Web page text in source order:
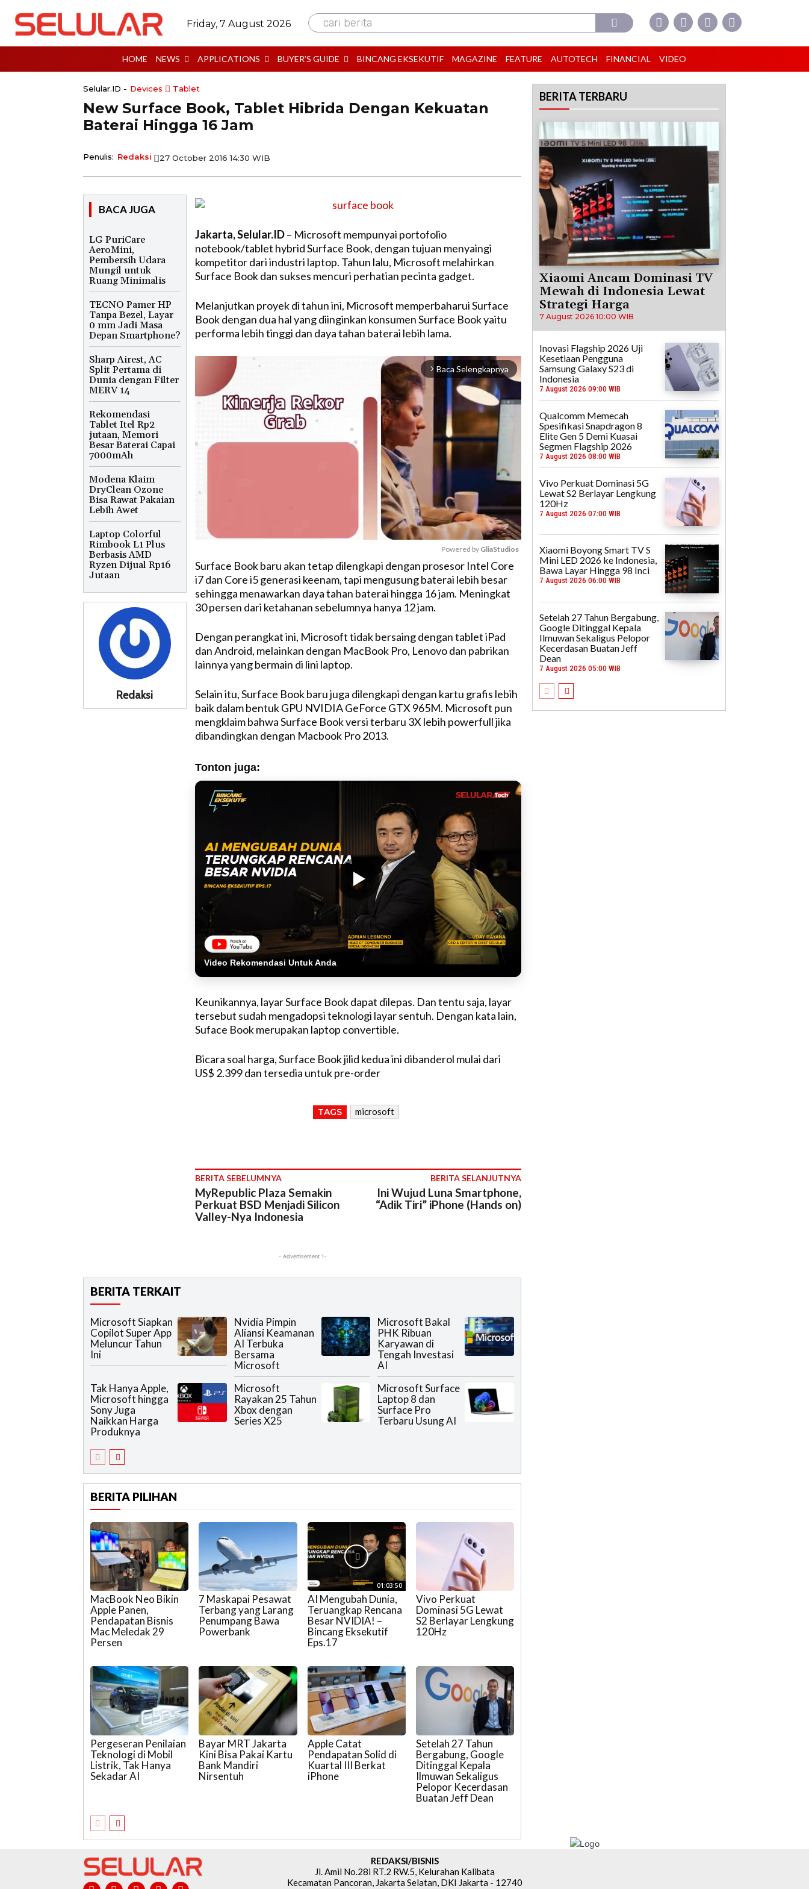
Friday, 7 August 2026 cari berita
HOME NEWS APPLICATIONS BUYER’S GUIDE BINCANG EKSEKUTIF MAGAZINE FEATURE AUTOTECH FINANCIAL VIDEO
Selular.ID - Devices Tablet
New Surface Book, Tablet Hibrida Dengan Kekuatan
Baterai Hingga 16 Jam
Penulis: Redaksi 27 October 2016 14:30 WIB
BACA JUGA
LG PuriCare
AeroMini,
Pembersih Udara
Mungil untuk
Ruang Minimalis
TECNO Pamer HP
Tanpa Bezel, Layar
0 mm Jadi Masa
Depan Smartphone?
Sharp Airest, AC
Split Pertama di
Dunia dengan Filter
MERV 14
Rekomendasi
Tablet Itel Rp2
jutaan, Memori
Besar Baterai Capai
7000mAh
Modena Klaim
DryClean Ozone
Bisa Rawat Pakaian
Lebih Awet
Laptop Colorful
Rimbook L1 Plus
Berbasis AMD
Ryzen Dijual Rp16
Jutaan
Redaksi
Jakarta, Selular.ID– Microsoft mempunyai portofolio
notebook/tablet hybrid Surface Book, dengan tujuan menyaingi
kompetitor dari industri laptop. Tahun lalu, Microsoft melahirkan
Surface Book dan sukses mencuri perhatian pecinta gadget.
Melanjutkan proyek di tahun ini, Microsoft memperbaharui Surface
Book dengan dua hal yang diinginkan konsumen Surface Book yaitu
performa lebih tinggi dan daya tahan baterai lebih lama.
arrow_forward_ios Baca Selengkapnya
M
u
e
Powered by GliaStudios
Surface Book baru akan tetap dilengkapi dengan prosesor Intel Core
i7 dan Core i5 generasi keenam, tapi mengusung baterai lebih besar
sehingga menawarkan daya tahan baterai hingga 16 jam. Meningkat
30 persen dari ketahanan sebelumnya hanya 12 jam.
Dengan perangkat ini, Microsoft tidak bersaing dengan tablet iPad
dan Android, melainkan dengan MacBook Pro, Lenovo dan pabrikan
lainnya yang bermain di lini laptop.
Selain itu, Surface Book baru juga dilengkapi dengan kartu grafis lebih
baik dalam bentuk GPU NVIDIA GeForce GTX 965M. Microsoft pun
mengklaim bahwa Surface Book versi terbaru 3X lebih powerfull jika
dibandingkan dengan Macbook Pro 2013.
Tonton juga:
Video Rekomendasi Untuk Anda
Keunikannya, layar Surface Book dapat dilepas. Dan tentu saja, layar
tersebut sudah mengadopsi teknologi layar sentuh. Dengan kata lain,
Suface Book merupakan laptop convertible.
Bicara soal harga, Surface Book jilid kedua ini dibanderol mulai dari
US$ 2.399 dan tersedia untuk pre-order
TAGS microsoft
BERITA SEBELUMNYA
​MyRepublic Plaza Semakin
Perkuat BSD Menjadi Silicon
Valley-Nya Indonesia
BERITA SELANJUTNYA
Ini Wujud Luna Smartphone,
“Adik Tiri” iPhone (Hands on)
- Advertisement 1-
BERITA TERKAIT
Microsoft Siapkan
Copilot Super App
Meluncur Tahun
Ini
Nvidia Pimpin
Aliansi Keamanan
AI Terbuka
Bersama
Microsoft
Microsoft Bakal
PHK Ribuan
Karyawan di
Tengah Investasi
AI
Tak Hanya Apple,
Microsoft hingga
Sony Juga
Naikkan Harga
Produknya
Microsoft
Rayakan 25 Tahun
Xbox dengan
Series X25
Microsoft Surface
Laptop 8 dan
Surface Pro
Terbaru Usung AI
BERITA PILIHAN
MacBook Neo Bikin
Apple Panen,
Pendapatan Bisnis
Mac Meledak 29
Persen
7 Maskapai Pesawat
Terbang yang Larang
Penumpang Bawa
Powerbank
01:03:50
AI Mengubah Dunia,
Teruangkap Rencana
Besar NVIDIA! –
Bincang Eksekutif
Eps.17
Vivo Perkuat
Dominasi 5G Lewat
S2 Berlayar Lengkung
120Hz
Pergeseran Penilaian
Teknologi di Mobil
Listrik, Tak Hanya
Sekadar AI
Bayar MRT Jakarta
Kini Bisa Pakai Kartu
Bank Mandiri
Nirsentuh
Apple Catat
Pendapatan Solid di
Kuartal III Berkat
iPhone
Setelah 27 Tahun
Bergabung, Google
Ditinggal Kepala
Ilmuwan Sekaligus
Pelopor Kecerdasan
Buatan Jeff Dean
BERITA TERBARU
Xiaomi Ancam Dominasi TV
Mewah di Indonesia Lewat
Strategi Harga
7 August 2026 10:00 WIB
Inovasi Flagship 2026 Uji
Kesetiaan Pengguna
Samsung Galaxy S23 di
Indonesia
7 August 2026 09:00 WIB
Qualcomm Memecah
Spesifikasi Snapdragon 8
Elite Gen 5 Demi Kuasai
Segmen Flagship 2026
7 August 2026 08:00 WIB
Vivo Perkuat Dominasi 5G
Lewat S2 Berlayar Lengkung
120Hz
7 August 2026 07:00 WIB
Xiaomi Boyong Smart TV S
Mini LED 2026 ke Indonesia,
Bawa Layar Hingga 98 Inci
7 August 2026 06:00 WIB
Setelah 27 Tahun Bergabung,
Google Ditinggal Kepala
Ilmuwan Sekaligus Pelopor
Kecerdasan Buatan Jeff
Dean
7 August 2026 05:00 WIB
REDAKSI/BISNIS
Jl. Amil No.28i RT.2 RW.5, Kelurahan Kalibata
Kecamatan Pancoran, Jakarta Selatan, DKI Jakarta - 12740